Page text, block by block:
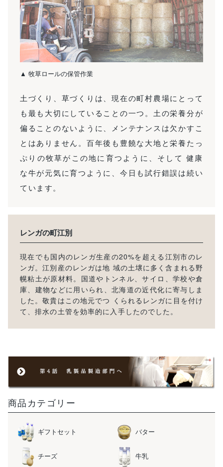
商品カテゴリー
ギフトセット バター
チーズ 牛乳
▲ 牧草ロールの保管作業
土づくり、草づくりは、現在の町村農場にとって
も最も大切にしていることの一つ。土の栄養分が
偏ることのないように、メンテナンスは欠かすこ
とはありません。百年後も豊饒な大地と栄養たっ
ぷりの牧草がこの地に育つように、そして 健康
な牛が元気に育つように、今日も試行錯誤は続い
ています。
レンガの町江別
現在でも国内のレンガ生産の20%を超える江別市のレ
ンガ。江別産のレンガは地 域の土壌に多く含まれる野
幌粘土が原材料。国道やトンネル、サイロ、学校や倉
庫、建物などに用いられ、北海道の近代化に寄与しま
した。敬貴はこの地元でつ くられるレンガに目を付け
て、排水の土管を効率的に入手したのでした。